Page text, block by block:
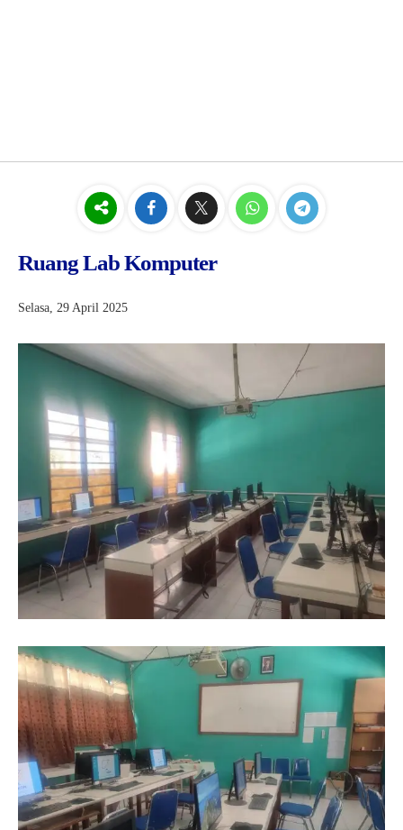
Ruang Lab Komputer
Selasa, 29 April 2025